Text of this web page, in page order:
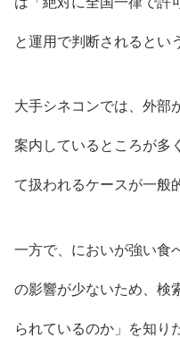
と運用で判断されるとい
大手シネコンでは、外部
案内しているところが多
て扱われるケースが一般
一方で、においが強い食
の影響が少ないため、検
られているのか」を知り